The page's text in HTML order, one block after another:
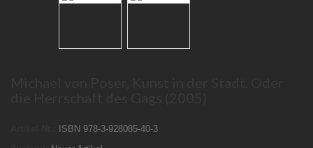
ISBN 978-3-928085-40-3